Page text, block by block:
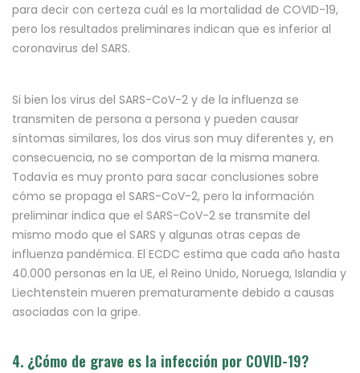
para decir con certeza cuál es la mortalidad de COVID-19,
pero los resultados preliminares indican que es inferior al
coronavirus del SARS.
Si bien los virus del SARS-CoV-2 y de la influenza se
transmiten de persona a persona y pueden causar
síntomas similares, los dos virus son muy diferentes y, en
consecuencia, no se comportan de la misma manera.
Todavía es muy pronto para sacar conclusiones sobre
cómo se propaga el SARS-CoV-2, pero la información
preliminar indica que el SARS-CoV-2 se transmite del
mismo modo que el SARS y algunas otras cepas de
influenza pandémica. El ECDC estima que cada año hasta
40.000 personas en la UE, el Reino Unido, Noruega, Islandia y
Liechtenstein mueren prematuramente debido a causas
asociadas con la gripe.
4. ¿Cómo de grave es la infección por COVID-19?